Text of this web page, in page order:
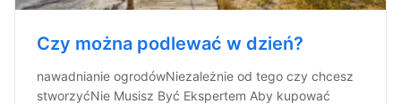
Czy można podlewać w dzień?
nawadnianie ogrodówNiezależnie od tego czy chcesz
stworzyćNie Musisz Być Ekspertem Aby kupować